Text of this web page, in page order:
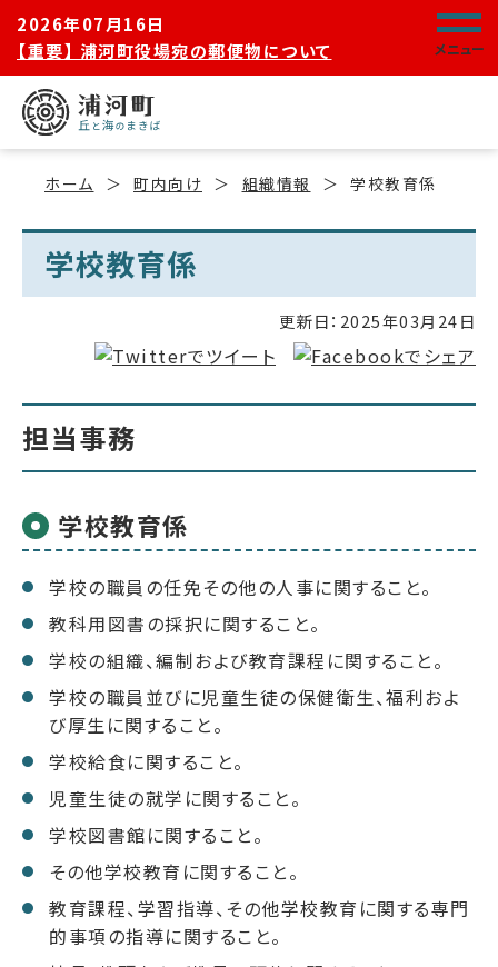
2026年07月16日
【重要】 浦河町役場宛の郵便物について
メニュー
ホーム 町内向け 組織情報 学校教育係
学校教育係
更新日： 2025年03月24日
担当事務
学校教育係
学校の職員の任免その他の人事に関すること。
教科用図書の採択に関すること。
学校の組織、編制および教育課程に関すること。
学校の職員並びに児童生徒の保健衛生、福利およ
び厚生に関すること。
学校給食に関すること。
児童生徒の就学に関すること。
学校図書館に関すること。
その他学校教育に関すること。
教育課程、学習指導、その他学校教育に関する専門
的事項の指導に関すること。